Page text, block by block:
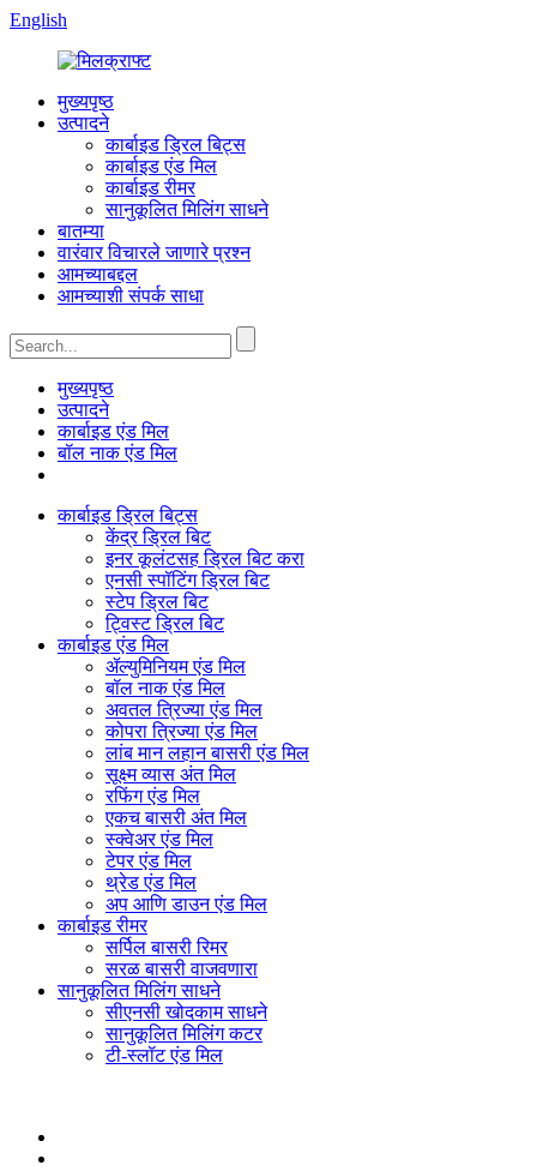
English
मुख्यपृष्ठ
उत्पादने
कार्बाइड ड्रिल बिट्स
कार्बाइड एंड मिल
कार्बाइड रीमर
सानुकूलित मिलिंग साधने
बातम्या
वारंवार विचारले जाणारे प्रश्न
आमच्याबद्दल
आमच्याशी संपर्क साधा
मुख्यपृष्ठ
उत्पादने
कार्बाइड एंड मिल
बॉल नाक एंड मिल
कार्बाइड ड्रिल बिट्स
केंद्र ड्रिल बिट
इनर कूलंटसह ड्रिल बिट करा
एनसी स्पॉटिंग ड्रिल बिट
स्टेप ड्रिल बिट
ट्विस्ट ड्रिल बिट
कार्बाइड एंड मिल
ॲल्युमिनियम एंड मिल
बॉल नाक एंड मिल
अवतल त्रिज्या एंड मिल
कोपरा त्रिज्या एंड मिल
लांब मान लहान बासरी एंड मिल
सूक्ष्म व्यास अंत मिल
रफिंग एंड मिल
एकच बासरी अंत मिल
स्क्वेअर एंड मिल
टेपर एंड मिल
थ्रेड एंड मिल
अप आणि डाउन एंड मिल
कार्बाइड रीमर
सर्पिल बासरी रिमर
सरळ बासरी वाजवणारा
सानुकूलित मिलिंग साधने
सीएनसी खोदकाम साधने
सानुकूलित मिलिंग कटर
टी-स्लॉट एंड मिल